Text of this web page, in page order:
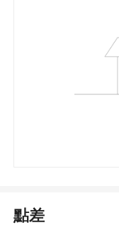
點差